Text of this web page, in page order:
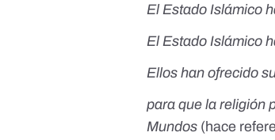
El Estado Islámico
El Estado Islámico
Ellos han ofrecido
para que la religión
Mundos (hace